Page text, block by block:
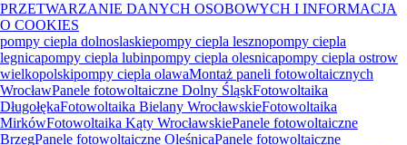
PRZETWARZANIE DANYCH OSOBOWYCH I INFORMACJA
O COOKIES
pompy ciepla dolnoslaskiepompy ciepla lesznopompy ciepla
legnicapompy ciepla lubinpompy ciepla olesnicapompy ciepla ostrow
wielkopolskipompy ciepla olawaMontaż paneli fotowoltaicznych
WrocławPanele fotowoltaiczne Dolny ŚląskFotowoltaika
DługołękaFotowoltaika Bielany WrocławskieFotowoltaika
MirkówFotowoltaika Kąty WrocławskiePanele fotowoltaiczne
BrzegPanele fotowoltaiczne OleśnicaPanele fotowoltaiczne